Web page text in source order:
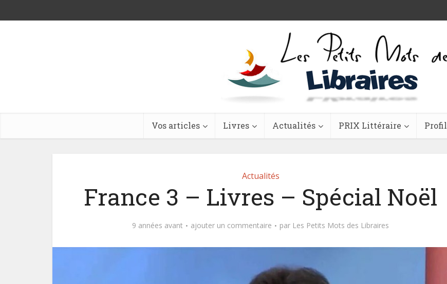
Vos articles Livres Actualités PRIX Littéraire Profil
Actualités
France 3 – Livres – Spécial Noël
9 années avant ajouter un commentaire par Les Petits Mots des Libraires